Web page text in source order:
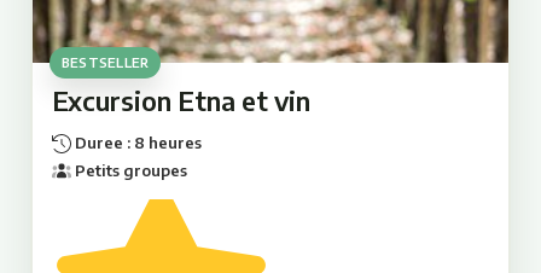
BESTSELLER
Excursion Etna et vin
Duree : 8 heures
Petits groupes